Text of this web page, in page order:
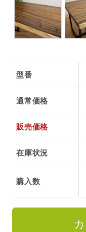
型番
通常価格
販売価格
在庫状況
購入数